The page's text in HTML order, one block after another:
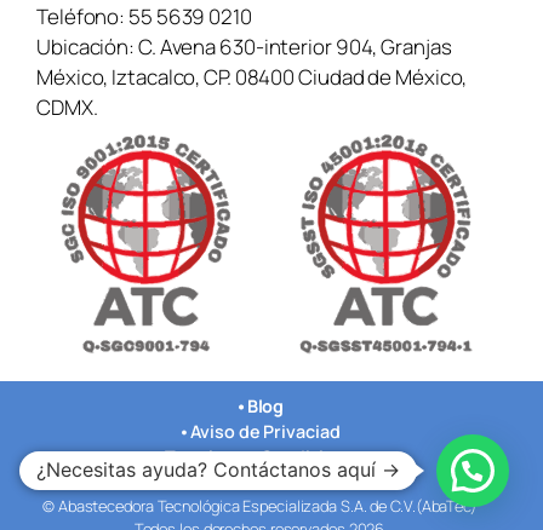
Teléfono: 55 5639 0210
Ubicación:C. Avena 630-interior 904, Granjas
México, Iztacalco, CP. 08400 Ciudad de México,
CDMX.
• Blog
•Aviso de Privaciad
•Terminos y Condiciones
•Nuestras Oficinas
© Abastecedora Tecnológica Especializada S.A. de C.V.(AbaTec)
¿Necesitas ayuda? Contáctanos aquí →